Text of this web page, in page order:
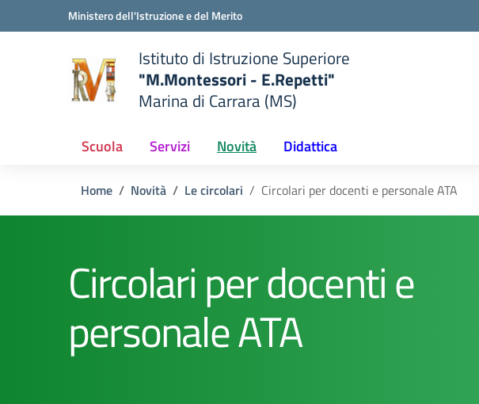
Vai ai contenuti
Vai al menu di navigazioneMinistero dell'Istruzione e del Merito
Istituto di Istruzione Superiore
"M.Montessori - E.Repetti"
Marina di Carrara (MS)
Scuola Servizi Novità Didattica
Home Novità Le circolari Circolari per docenti e personale ATA
Circolari per docenti e
personale ATA